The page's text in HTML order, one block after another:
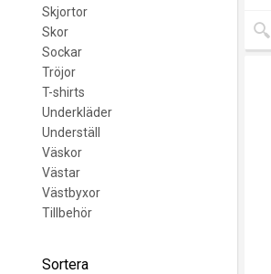
Skjortor
Skor
Sockar
Tröjor
T-shirts
Underkläder
Underställ
Väskor
Västar
Västbyxor
Tillbehör
Sortera